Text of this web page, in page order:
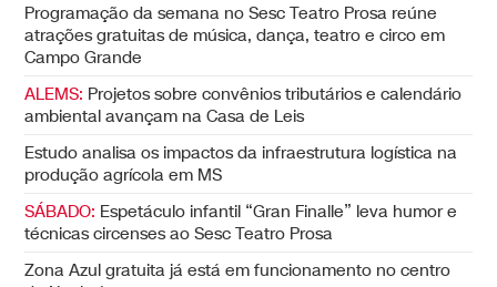
Programação da semana no Sesc Teatro Prosa reúne
atrações gratuitas de música, dança, teatro e circo em
Campo Grande
ALEMS: Projetos sobre convênios tributários e calendário
ambiental avançam na Casa de Leis
Estudo analisa os impactos da infraestrutura logística na
produção agrícola em MS
SÁBADO: Espetáculo infantil “Gran Finalle” leva humor e
técnicas circenses ao Sesc Teatro Prosa
Zona Azul gratuita já está em funcionamento no centro